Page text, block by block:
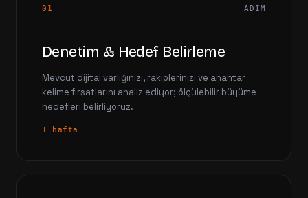
01 ADIM
Denetim & Hedef Belirleme
Mevcut dijital varlığınızı, rakiplerinizi ve anahtar
kelime fırsatlarını analiz ediyor; ölçülebilir büyüme
hedefleri belirliyoruz.
1 hafta